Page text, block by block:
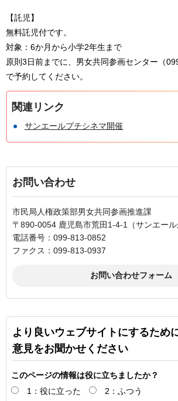
【託児】
無料託児付です。
対象：6か月から小学2年生まで
原則3日前までに、男女共同参画センター（
で予約してください。
関連リンク
サンエールプチシネマ開催
お問い合わせ
市民局人権政策部男女共同参画推進課
〒890-0054 鹿児島市荒田1-4-1（サンエール
電話番号：099-813-0852
ファクス：099-813-0937
より良いウェブサイトにするため
意見をお聞かせください
このページの情報は役に立ちましたか？
1：役に立った
2：ふつう